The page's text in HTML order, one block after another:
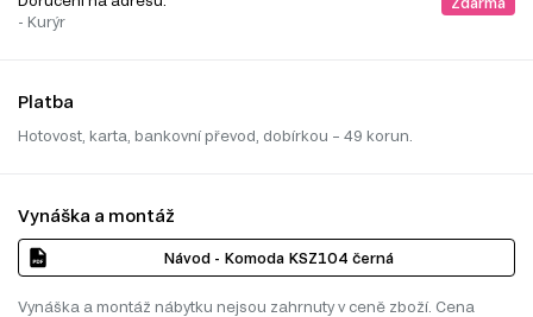
- Kurýr
Platba
Hotovost, karta, bankovní převod, dobírkou – 49 korun.
Vynáška a montáž
Návod - Komoda KSZ104 černá
Vynáška a montáž nábytku nejsou zahrnuty v ceně zboží. Cena